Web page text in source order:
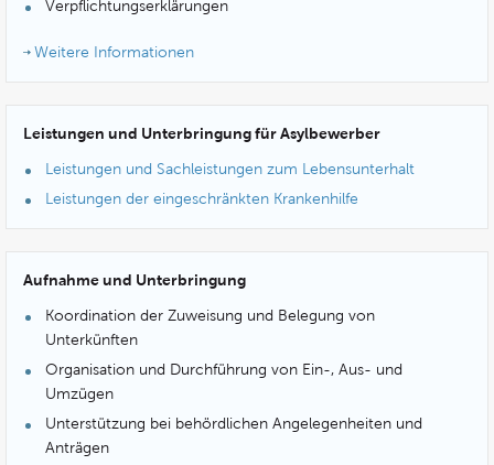
Verpflichtungserklärungen
Weitere Informationen
Leistungen und Unterbringung für Asylbewerber
Leistungen und Sachleistungen zum Lebensunterhalt
Leistungen der eingeschränkten Krankenhilfe
Aufnahme und Unterbringung
Koordination der Zuweisung und Belegung von
Unterkünften
Organisation und Durchführung von Ein-, Aus- und
Umzügen
Unterstützung bei behördlichen Angelegenheiten und
Anträgen